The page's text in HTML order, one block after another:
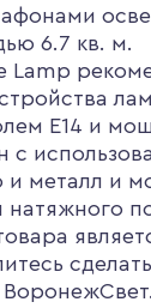
6.7 кв. м.
Lamp
E14 и
с
и металл и
натяжного
сделать
ВоронежСвет.